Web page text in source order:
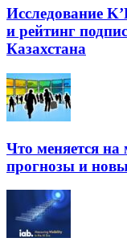
Исследование
и рейтинг
Казахстана
Что меняется
прогнозы и